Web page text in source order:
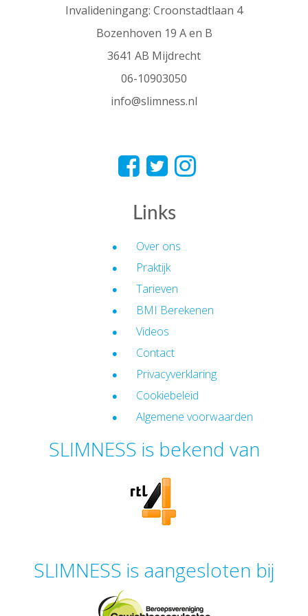
Invalideningang: Croonstadtlaan 4
Bozenhoven 19 A en B
3641 AB Mijdrecht
06-10903050
info@slimness.nl
Links
Over ons
Praktijk
Tarieven
BMI Berekenen
Videos
Contact
Privacyverklaring
Cookiebeleid
Algemene voorwaarden
SLIMNESS is bekend van
SLIMNESS is aangesloten bij